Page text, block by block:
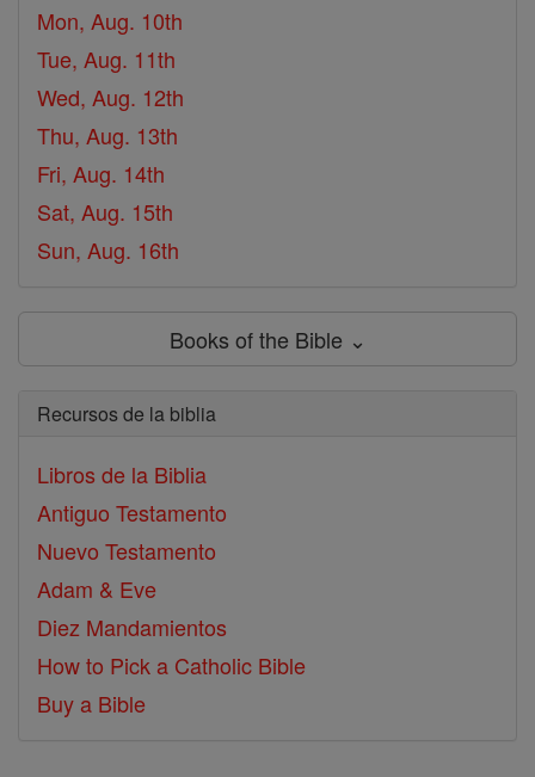
Mon, Aug. 10th
Tue, Aug. 11th
Wed, Aug. 12th
Thu, Aug. 13th
Fri, Aug. 14th
Sat, Aug. 15th
Sun, Aug. 16th
Books of the Bible ⌄
Recursos de la biblia
Libros de la Biblia
Antiguo Testamento
Nuevo Testamento
Adam & Eve
Diez Mandamientos
How to Pick a Catholic Bible
Buy a Bible